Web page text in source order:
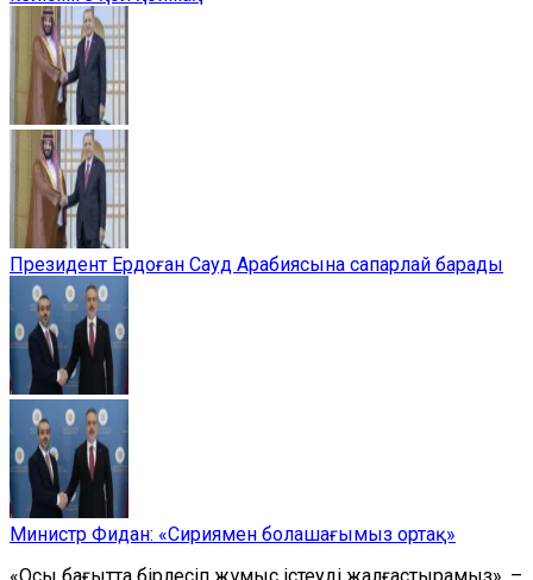
Президент Ердоған Сауд Арабиясына сапарлай барады
Министр Фидан: «Сириямен болашағымыз ортақ»